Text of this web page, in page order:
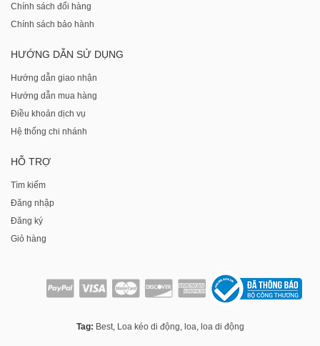
Chính sách đổi hàng
Chính sách bảo hành
HƯỚNG DẪN SỬ DỤNG
Hướng dẫn giao nhận
Hướng dẫn mua hàng
Điều khoản dịch vụ
Hệ thống chi nhánh
HỖ TRỢ
Tìm kiếm
Đăng nhập
Đăng ký
Giỏ hàng
Tag: Best, Loa kéo di động loa loa di động